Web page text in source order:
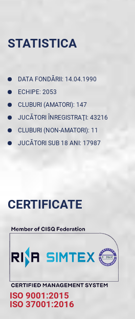
STATISTICA
DATA FONDĂRII: 14.04.1990
ECHIPE: 2053
CLUBURI (AMATORI): 147
JUCĂTORI ÎNREGISTRAŢI: 43216
CLUBURI (NON-AMATORI): 11
JUCĂTORI SUB 18 ANI: 17987
CERTIFICATE
ISO 9001:2015
ISO 37001:2016